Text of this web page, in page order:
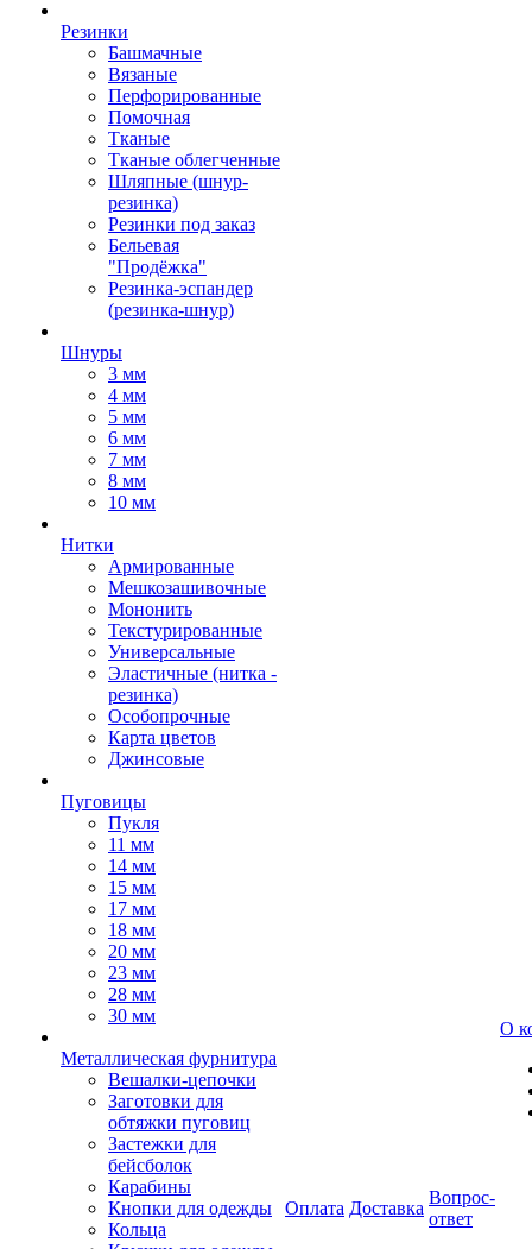
Резинки
Башмачные
Вязаные
Перфорированные
Помочная
Тканые
Тканые облегченные
Шляпные (шнур-
резинка)
Резинки под заказ
Бельевая
"Продёжка"
Резинка-эспандер
(резинка-шнур)
Шнуры
3 мм
4 мм
5 мм
6 мм
7 мм
8 мм
10 мм
Нитки
Армированные
Мешкозашивочные
Мононить
Текстурированные
Универсальные
Эластичные (нитка -
резинка)
Особопрочные
Карта цветов
Джинсовые
Пуговицы
Пукля
11 мм
14 мм
15 мм
17 мм
18 мм
20 мм
23 мм
28 мм
30 мм
Металлическая фурнитура
Вешалки-цепочки
Заготовки для
обтяжки пуговиц
Застежки для
бейсболок
Карабины
Кнопки для одежды
Кольца
Оплата Доставка
Вопрос-
ответ
О